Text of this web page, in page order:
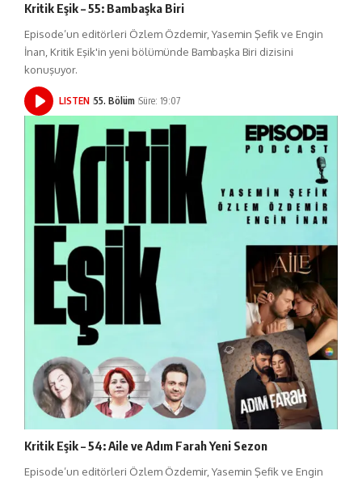
Kritik Eşik – 55: Bambaşka Biri
Episode’un editörleri Özlem Özdemir, Yasemin Şefik ve Engin
İnan, Kritik Eşik'in yeni bölümünde Bambaşka Biri dizisini
konuşuyor.
LISTEN 55. Bölüm Süre: 19:07
Kritik Eşik – 54: Aile ve Adım Farah Yeni Sezon
Episode’un editörleri Özlem Özdemir, Yasemin Şefik ve Engin